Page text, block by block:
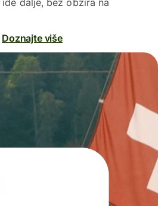
dalje, bez obzira na
Doznajte više